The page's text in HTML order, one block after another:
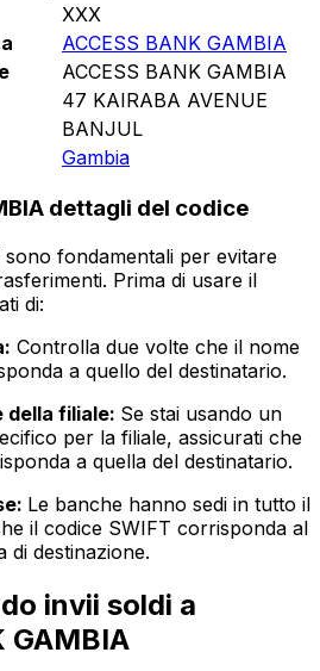
XXX
ACCESS BANK GAMBIA
ACCESS BANK GAMBIA
47 KAIRABA AVENUE
BANJUL
Gambia
dettagli del codice
fondamentali per evitare
Prima di usare il
di:
Controlla due volte che il nome
a quello del destinatario.
della filiale: Se stai usando un
per la filiale, assicurati che
a quella del destinatario.
Le banche hanno sedi in tutto il
il codice SWIFT corrisponda al
di destinazione.
invii soldi a
GAMBIA